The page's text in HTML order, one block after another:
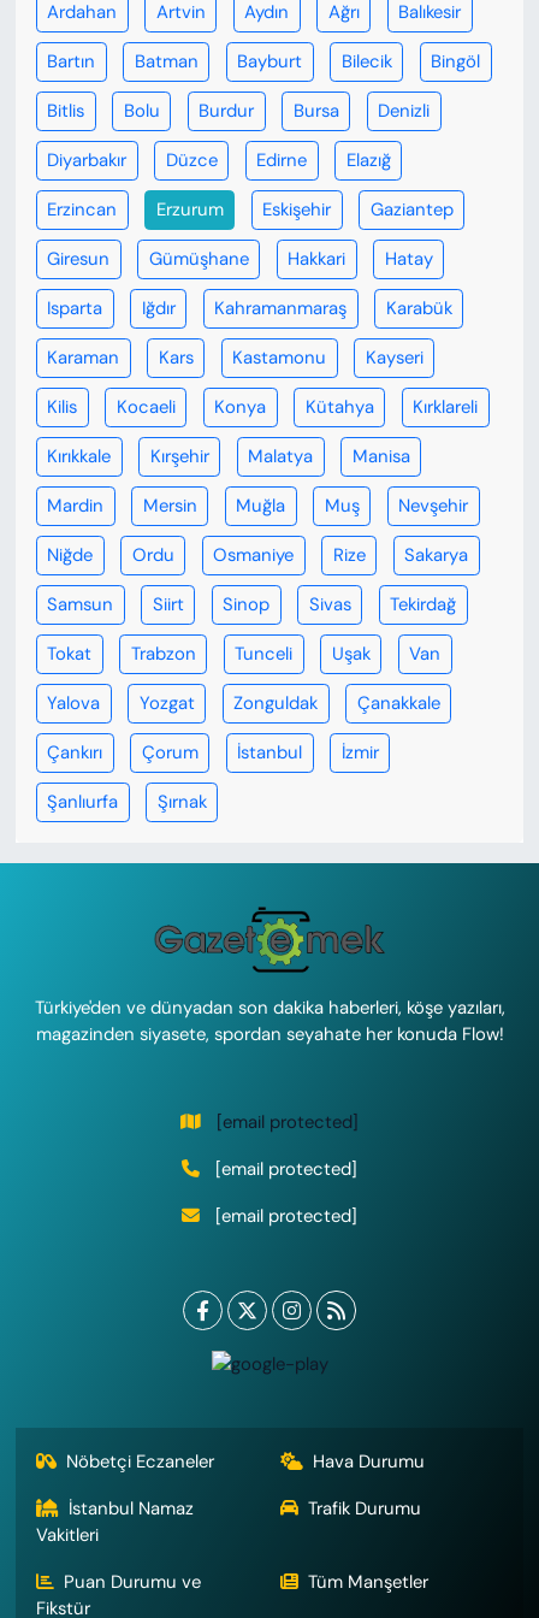
Ardahan Artvin Aydın Ağrı Balıkesir
Bartın Batman Bayburt Bilecik Bingöl
Bitlis Bolu Burdur Bursa Denizli
Diyarbakır Düzce Edirne Elazığ
Erzincan Erzurum Eskişehir Gaziantep
Giresun Gümüşhane Hakkari Hatay
Isparta Iğdır Kahramanmaraş Karabük
Karaman Kars Kastamonu Kayseri
Kilis Kocaeli Konya Kütahya Kırklareli
Kırıkkale Kırşehir Malatya Manisa
Mardin Mersin Muğla Muş Nevşehir
Niğde Ordu Osmaniye Rize Sakarya
Samsun Siirt Sinop Sivas Tekirdağ
Tokat Trabzon Tunceli Uşak Van
Yalova Yozgat Zonguldak Çanakkale
Çankırı Çorum İstanbul İzmir
Şanlıurfa Şırnak
Türkiye'den ve dünyadan son dakika haberleri, köşe yazıları,
magazinden siyasete, spordan seyahate her konuda Flow!
[email protected]
[email protected]
[email protected]
Nöbetçi Eczaneler
Hava Durumu
İstanbul Namaz
Vakitleri
Trafik Durumu
Puan Durumu ve
Fikstür
Tüm Manşetler